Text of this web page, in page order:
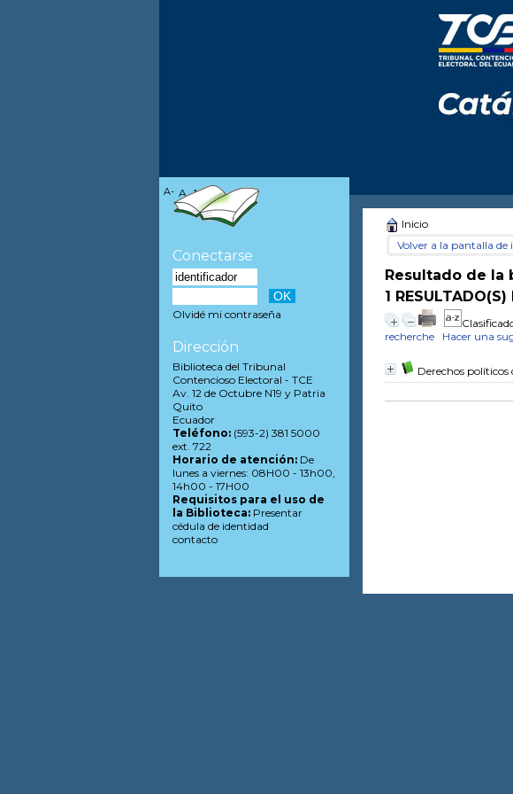
Inicio
Volver a la pantalla de
Resultado de la
1
recherche
Hacer una
Derechos políticos
A- A A+
Conectarse
Olvidé mi contraseña
Dirección
Biblioteca del Tribunal
Contencioso Electoral - TCE
Av. 12 de Octubre N19 y Patria
Quito
Ecuador
Teléfono:(593-2) 381 5000
ext. 722
Horario de atención:De
lunes a viernes: 08H00 - 13h00,
14h00 - 17H00
Requisitos para el uso de
la Biblioteca:Presentar
cédula de identidad
contacto